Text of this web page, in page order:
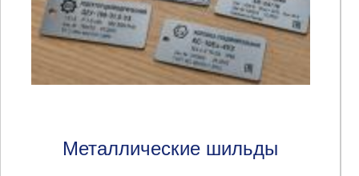
Металлические шильды